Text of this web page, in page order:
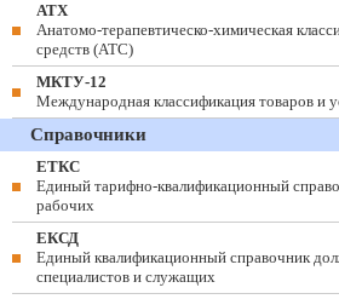
АТХ
Анатомо-терапевтическо-химическая
средств (ATC)
МКТУ-12
Международная классификация товаров и
Справочники
ЕТКС
Единый тарифно-квалификационный
рабочих
ЕКСД
Единый квалификационный справочник
специалистов и служащих